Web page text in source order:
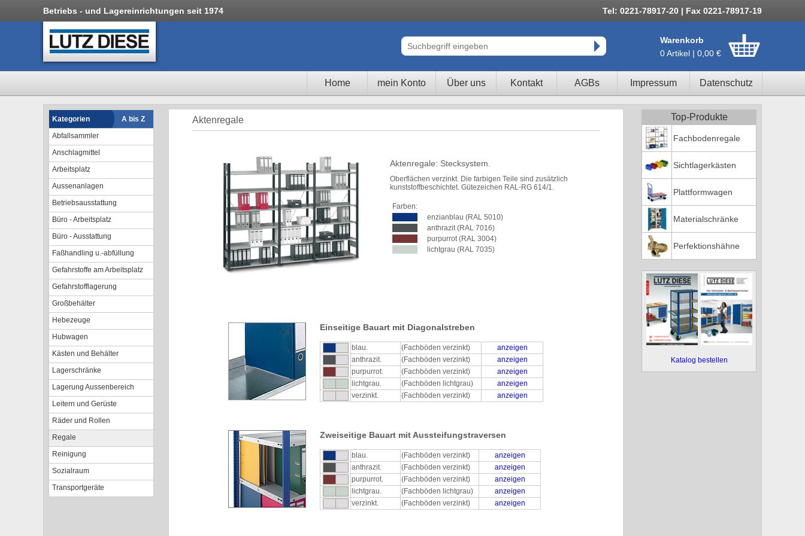
Betriebs - und Lagereinrichtungen seit 1974 Tel: 0221-78917-20 | Fax 0221-78917-19
Warenkorb
0 Artikel | 0,00 €
Home mein Konto Über uns Kontakt AGBs Impressum Datenschutz
Kategorien
A bis Z
Abfallsammler
Anschlagmittel
Arbeitsplatz
Aussenanlagen
Betriebsausstattung
Büro - Arbeitsplatz
Büro - Ausstattung
Faßhandling u.-abfüllung
Gefahrstoffe am Arbeitsplatz
Gefahrstofflagerung
Großbehälter
Hebezeuge
Hubwagen
Kästen und Behälter
Lagerschränke
Lagerung Aussenbereich
Leitern und Gerüste
Räder und Rollen
Regale
Reinigung
Sozialraum
Transportgeräte
Aktenregale
Aktenregale: Stecksystem.
Oberflächen verzinkt. Die farbigen Teile sind zusätzlich
kunststoffbeschichtet. Gütezeichen RAL-RG 614/1.
Farben:
enzianblau (RAL 5010)
anthrazit (RAL 7016)
purpurrot (RAL 3004)
lichtgrau (RAL 7035)
Einseitige Bauart mit Diagonalstreben
blau. (Fachböden verzinkt)
anzeigen
anthrazit.
(Fachböden verzinkt)
anzeigen
purpurrot.
(Fachböden verzinkt)
anzeigen
lichtgrau.
(Fachböden lichtgrau)
anzeigen
verzinkt.
(Fachböden verzinkt) anzeigen
Zweiseitige Bauart mit Aussteifungstraversen
blau. (Fachböden verzinkt)
anzeigen
anthrazit.
(Fachböden verzinkt)
anzeigen
purpurrot.
(Fachböden verzinkt)
anzeigen
lichtgrau.
(Fachböden lichtgrau)
anzeigen
verzinkt.
(Fachböden verzinkt) anzeigen
Top-Produkte
Fachbodenregale
Sichtlagerkästen
Plattformwagen
Materialschränke
Perfektionshähne
Katalog bestellen